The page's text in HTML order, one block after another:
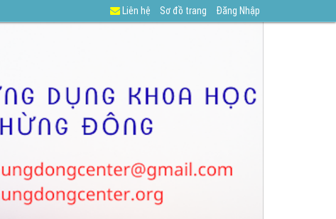
Liên hệ Sơ đồ trang Đăng Nhập